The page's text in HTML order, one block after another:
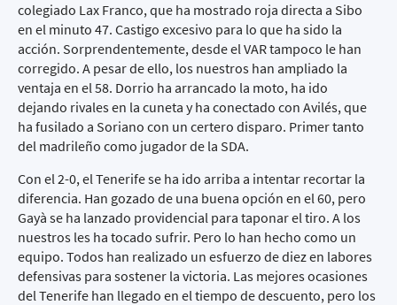
colegiado Lax Franco, que ha mostrado roja directa a Sibo
en el minuto 47. Castigo excesivo para lo que ha sido la
acción. Sorprendentemente, desde el VAR tampoco le han
corregido. A pesar de ello, los nuestros han ampliado la
ventaja en el 58. Dorrio ha arrancado la moto, ha ido
dejando rivales en la cuneta y ha conectado con Avilés, que
ha fusilado a Soriano con un certero disparo. Primer tanto
del madrileño como jugador de la SDA.
Con el 2-0, el Tenerife se ha ido arriba a intentar recortar la
diferencia. Han gozado de una buena opción en el 60, pero
Gayà se ha lanzado providencial para taponar el tiro. A los
nuestros les ha tocado sufrir. Pero lo han hecho como un
equipo. Todos han realizado un esfuerzo de diez en labores
defensivas para sostener la victoria. Las mejores ocasiones
del Tenerife han llegado en el tiempo de descuento, pero los